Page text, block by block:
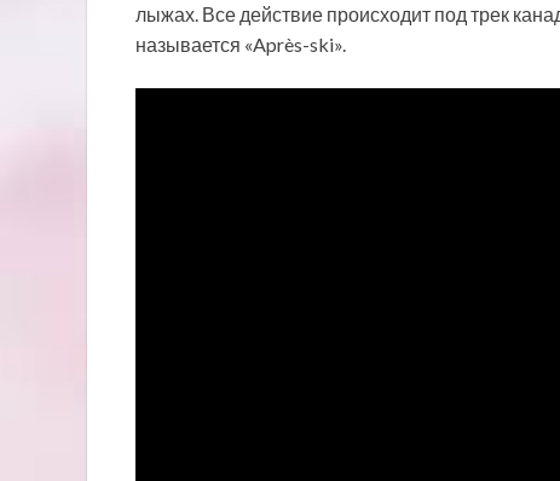
лыжах. Все действие происходит под трек
называется «Après-ski».